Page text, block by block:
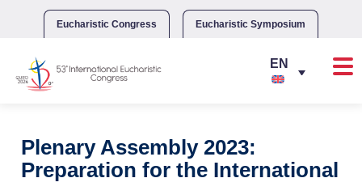
Eucharistic Congress Eucharistic Symposium
Plenary Assembly 2023:
Preparation for the International